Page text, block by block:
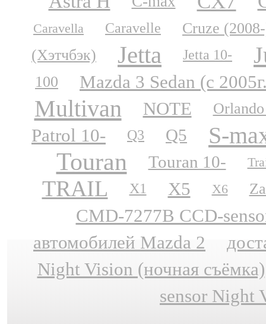
Caravella Caravelle
Cruze
(Хэтчбэк)
Jetta Jetta 10-
100 Mazda 3 Sedan (с
Multivan NOTE
Patrol 10- Q3 Q5 S-
Touran Touran 10-
TRAIL X1 X5 X6
CMD-7277B CCD-
автомобилей Mazda 2
Night Vision (ночная съёмка)
sensor Night